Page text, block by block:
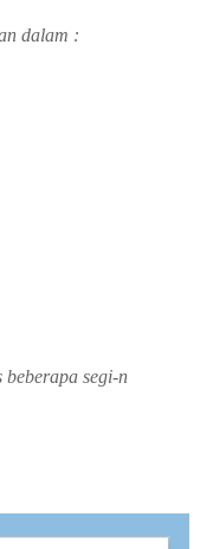
dalam :
segi-n